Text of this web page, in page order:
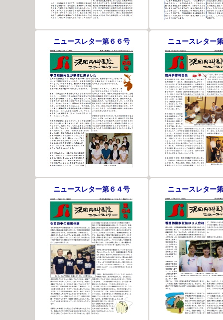
ニュースレター第６６号 ニュースレター
ニュースレター第６４号 ニュースレター